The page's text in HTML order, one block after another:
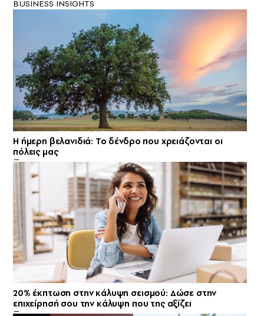
BUSINESS INSIGHTS
Η ήμερη βελανιδιά: Το δένδρο που χρειάζονται οι
πόλεις μας
20% έκπτωση στην κάλυψη σεισμού: Δώσε στην
επιχείρησή σου την κάλυψη που της αξίζει